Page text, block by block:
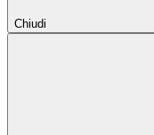
Chiudi